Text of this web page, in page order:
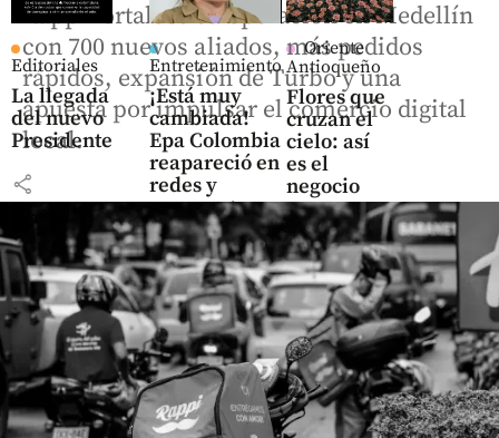
Editoriales
La llegada
del nuevo
Presidente
share
Entretenimiento
¡Está muy
cambiada!
Epa Colombia
reapareció en
redes y
parece otra
share
Oriente
Antioqueño
Flores que
cruzan el
cielo: así
es el
negocio
que mueve
US$ 380
millones
en el
Oriente
antioqueño
share
Rappi fortalece su operación en Medellín
con 700 nuevos aliados, más pedidos
rápidos, expansión de Turbo y una
apuesta por impulsar el comercio digital
local.